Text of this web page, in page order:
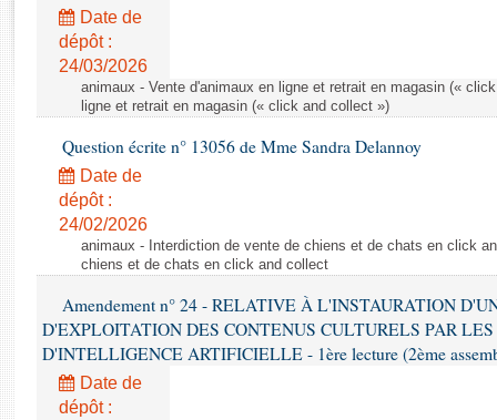
Rapports législatifs
Rapports sur l'application des lois
Baromètre de l’application des lois
Dossiers législatifs
Budget et sécurité sociale
Questions écrites et orales
Comptes rendus des débats
Date de
dépôt :
24/03/2026
animaux - Vente d'animaux en ligne et retrait en magasin («
ligne et retrait en magasin (« click and collect »)
Question écrite n° 13056 de Mme Sandra Delannoy
Date de
dépôt :
24/02/2026
animaux - Interdiction de vente de chiens et de chats en click
chiens et de chats en click and collect
Amendement n° 24 - RELATIVE À L'INSTAURATION
D'EXPLOITATION DES CONTENUS CULTURELS PAR LES
D'INTELLIGENCE ARTIFICIELLE - 1ère lecture (2ème
Date de
dépôt :